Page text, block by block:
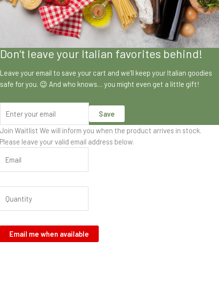
Don’t leave your Italian favorites behind!
Leave your email to save your cart and we’ll keep your Italian goodies
safe for you. 😉 And who knows… you might even get a little gift!
Save
Join Waitlist We will inform you when the product arrives in stock.
Please leave your valid email address below.
Email me when available